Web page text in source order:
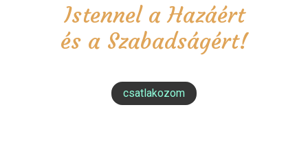
Istennel a Hazáért
és a Szabadságért!
csatlakozom